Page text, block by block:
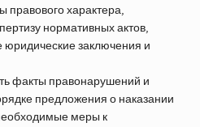
правового характера,
нормативных актов,
заключения и
факты правонарушений и
предложения о наказании
меры к